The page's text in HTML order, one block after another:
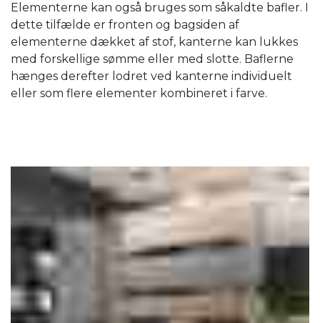
Elementerne kan også bruges som såkaldte bafler. I
dette tilfælde er fronten og bagsiden af ​​
elementerne dækket af stof, kanterne kan lukkes
med forskellige sømme eller med slotte. Baflerne
hænges derefter lodret ved kanterne individuelt
eller som flere elementer kombineret i farve.